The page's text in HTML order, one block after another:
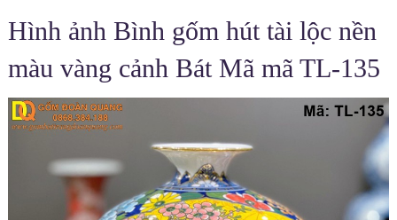
Hình ảnh Bình gốm hút tài lộc nền
màu vàng cảnh Bát Mã mã TL-135